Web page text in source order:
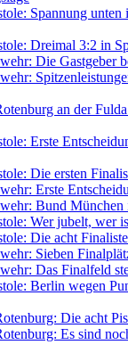
Spannung unten
Dreimal 3:2 in
Die Gastgeber
an der
Erste
Die ersten
Erste
Bund München
Wer jubelt, wer
Die acht
Sieben
Das Finalfeld
Berlin wegen
Die acht
Es sind